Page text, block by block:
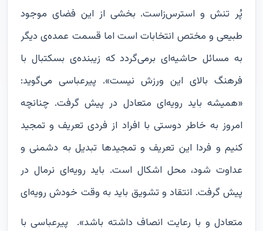
پُر تنش و استرس‌زاست. بخشی از این فضای موجود
طبیعی و مختص انتخابات است اما قسمت عمده‌ی دیگر
به مسائل حاشیه‌ای برمی‌گردد که زیبنده‌ی بسکتبال با
فرهنگ بالای این ورزش نیست». پیرعباسی می‌گوید:
«همیشه باید رویه‌ای متعادل در پیش گرفت. چنانچه
امروز به خاطر دوستی با افراد از فردی تعریف و تمجید
کنیم و فردا این تعریف و تمجیدها تبدیل به دشمنی و
عداوت شود، محل اشکال است. باید رویه‌ای نرمال در
پیش گرفت. انتقاد و تشویق باید به وقت خودش رویه‌ای
متعادل و با رعایت انصاف داشته باشد».
پیرعباسی با